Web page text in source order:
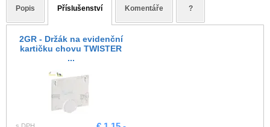
Popis Příslušenství Komentáře ?
2GR - Držák na evidenční
kartičku chovu TWISTER
...